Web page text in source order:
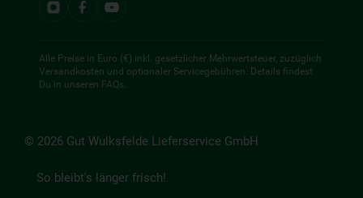
Alle Preise in Euro (€) inkl. gesetzlicher Mehrwertsteuer, zuzüglich
Versandkosten und optionaler Servicegebühren. Details findest
Du in unseren FAQs.
© 2026 Gut Wulksfelde Lieferservice GmbH
So bleibt's länger frisch!